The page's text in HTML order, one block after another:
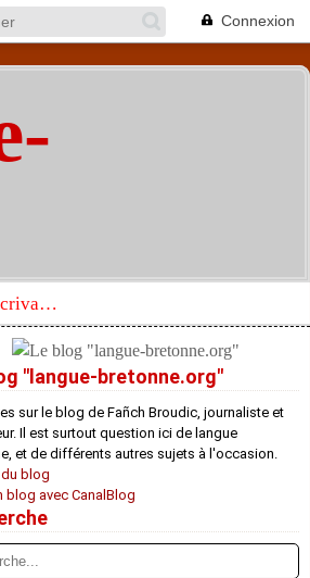
Connexion
Réhabilitation d’un écrivain de langue bretonne aujourd’hui mal connu et méconnu
"langue-bretonne.org"
sur le blog de Fañch Broudic, journaliste et
Il est surtout question ici de langue
et de différents autres sujets à l'occasion.
blog
blog avec CanalBlog